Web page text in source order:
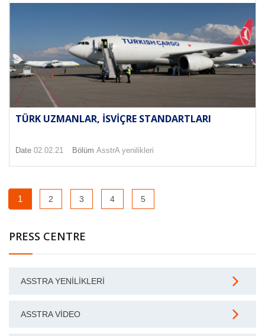
TÜRK UZMANLAR, İSVIÇRE STANDARTLARI
Date 02.02.21 Bölüm AsstrA yenilikleri
1 2 3 4 5
PRESS CENTRE
ASSTRA YENILIKLERI
ASSTRA VIDEO